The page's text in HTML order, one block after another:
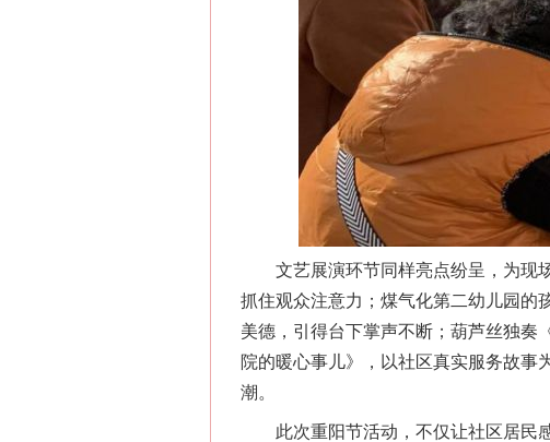
文艺展演环节同样亮点纷呈，为现场
抓住观众注意力；煤气化第二幼儿园的
美德，引得台下掌声不断；葫芦丝独奏
院的暖心事儿》，以社区真实服务故事
潮。
此次重阳节活动，不仅让社区居民感
网上购药对药下症？